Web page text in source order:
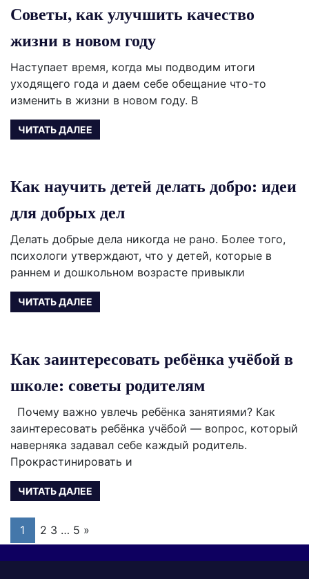
Советы, как улучшить качество
жизни в новом году
Наступает время, когда мы подводим итоги
уходящего года и даем себе обещание что-то
изменить в жизни в новом году. В
ЧИТАТЬ ДАЛЕЕ
Как научить детей делать добро: идеи
для добрых дел
Делать добрые дела никогда не рано. Более того,
психологи утверждают, что у детей, которые в
раннем и дошкольном возрасте привыкли
ЧИТАТЬ ДАЛЕЕ
Как заинтересовать ребёнка учёбой в
школе: советы родителям
Почему важно увлечь ребёнка занятиями? Как
заинтересовать ребёнка учёбой — вопрос, который
наверняка задавал себе каждый родитель.
Прокрастинировать и
ЧИТАТЬ ДАЛЕЕ
Навигация
по
1 2 3 … 5 Следующие
записи
»